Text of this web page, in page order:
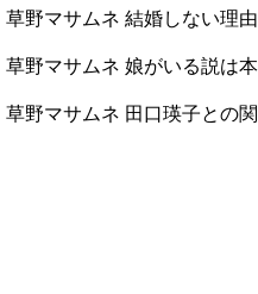
草野マサムネ 結婚しない理
草野マサムネ 娘がいる説は
草野マサムネ 田口瑛子との